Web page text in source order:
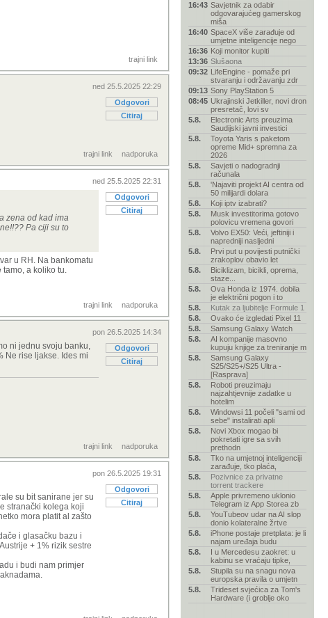
trajni link
ned 25.5.2025 22:29
Odgovori
Citiraj
trajni link nadporuka
ned 25.5.2025 22:31
Odgovori
Citiraj
zena od kad ima
Pa ciji su to
u RH. Na bankomatu
tamo, a koliko tu.
trajni link nadporuka
pon 26.5.2025 14:34
Odgovori
Citiraj
ni jednu svoju banku,
Ne rise ljakse. Ides mi
trajni link nadporuka
pon 26.5.2025 19:31
Odgovori
Citiraj
su bit sanirane jer su
stranački kolega koji
mora platit al zašto
i glasačku bazu i
+ 1% rizik sestre
i budi nam primjer
16:43 Savjetnik za odabir
odgovarajućeg gamerskog
miša
16:40 SpaceX više zarađuje od
umjetne inteligencije nego
16:36 Koji monitor kupiti
13:36 Slušaona
09:32 LifeEngine - pomaže pri
stvaranju i održavanju zdr
09:13 Sony PlayStation 5
08:45 Ukrajinski Jetkiller, novi dron
presretač, lovi sv
5.8.
Electronic Arts preuzima
Saudijski javni investici
5.8.
Toyota Yaris s paketom
opreme Mid+ spremna za
2026
5.8.
Savjeti o nadogradnji
računala
5.8.
'Najaviti projekt AI centra od
50 milijardi dolara
5.8.
Koji iptv izabrati?
5.8.
Musk investitorima gotovo
polovicu vremena govori
5.8.
Volvo EX50: Veći, jeftiniji i
napredniji nasljedni
5.8.
Prvi put u povijesti putnički
zrakoplov obavio let
5.8.
Biciklizam, bicikli, oprema,
staze...
5.8.
Ova Honda iz 1974. dobila
je električni pogon i to
5.8.
Kutak za ljubitelje Formule 1
5.8.
Ovako će izgledati Pixel 11
5.8.
Samsung Galaxy Watch
5.8.
AI kompanije masovno
kupuju knjige za treniranje m
5.8.
Samsung Galaxy
S25/S25+/S25 Ultra -
[Rasprava]
5.8.
Roboti preuzimaju
najzahtjevnije zadatke u
hotelim
5.8.
Windowsi 11 počeli "sami od
sebe" instalirati apli
5.8.
Novi Xbox mogao bi
pokretati igre sa svih
prethodn
5.8.
Tko na umjetnoj inteligenciji
zarađuje, tko plaća,
5.8.
Pozivnice za privatne
torrent trackere
5.8.
Apple privremeno uklonio
Telegram iz App Storea zb
5.8.
YouTubeov udar na AI slop
donio kolateralne žrtve
5.8.
iPhone postaje pretplata: je li
najam uređaja budu
5.8.
I u Mercedesu zaokret: u
kabinu se vraćaju tipke,
5.8.
Stupila su na snagu nova
europska pravila o umjetn
5.8.
Trideset svjećica za Tom's
Hardware (i groblje oko